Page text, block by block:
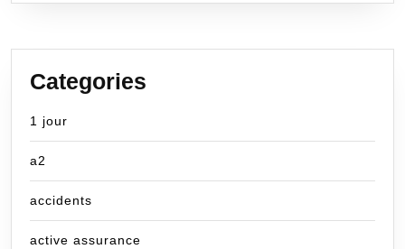
Categories
1 jour
a2
accidents
active assurance